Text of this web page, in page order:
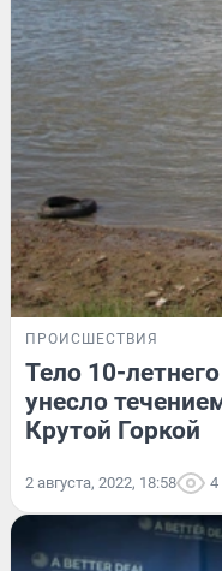
ПРОИСШЕСТВИЯ
Тело 10-
унесло
Крутой Горкой
2 августа, 2022, 18:58 4